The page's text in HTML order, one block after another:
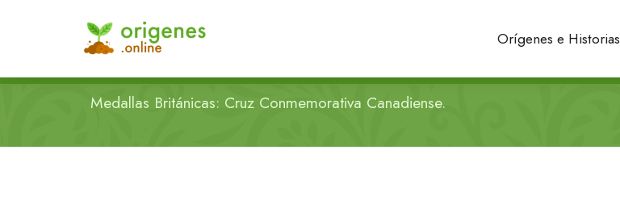
Orígenes e Historias
Medallas Británicas: Cruz Conmemorativa Canadiense.